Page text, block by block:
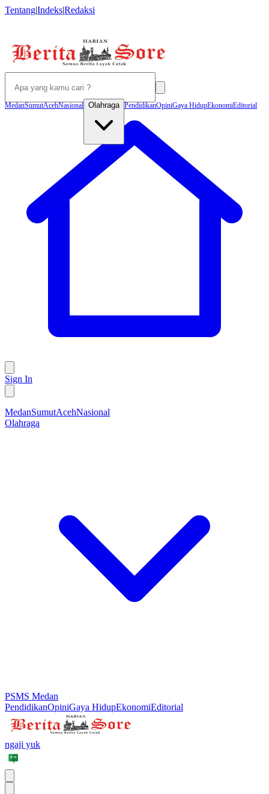
Tentang|Indeks|Redaksi
MedanSumutAcehNasional Olahraga PendidikanOpiniGaya HidupEkonomiEditorial
Sign In
MedanSumutAcehNasional
Olahraga
PSMS Medan
PendidikanOpiniGaya HidupEkonomiEditorial
ngaji yuk